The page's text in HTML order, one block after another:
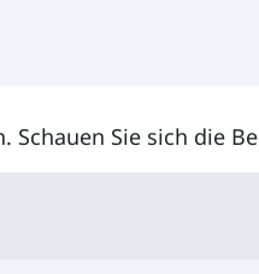
Schauen Sie sich die